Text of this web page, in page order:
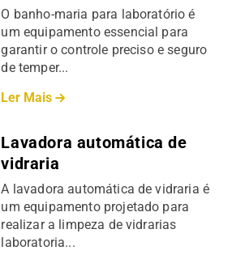
O banho-maria para laboratório é
um equipamento essencial para
garantir o controle preciso e seguro
de temper...
Ler Mais
Lavadora automática de
vidraria
A lavadora automática de vidraria é
um equipamento projetado para
realizar a limpeza de vidrarias
laboratoria...